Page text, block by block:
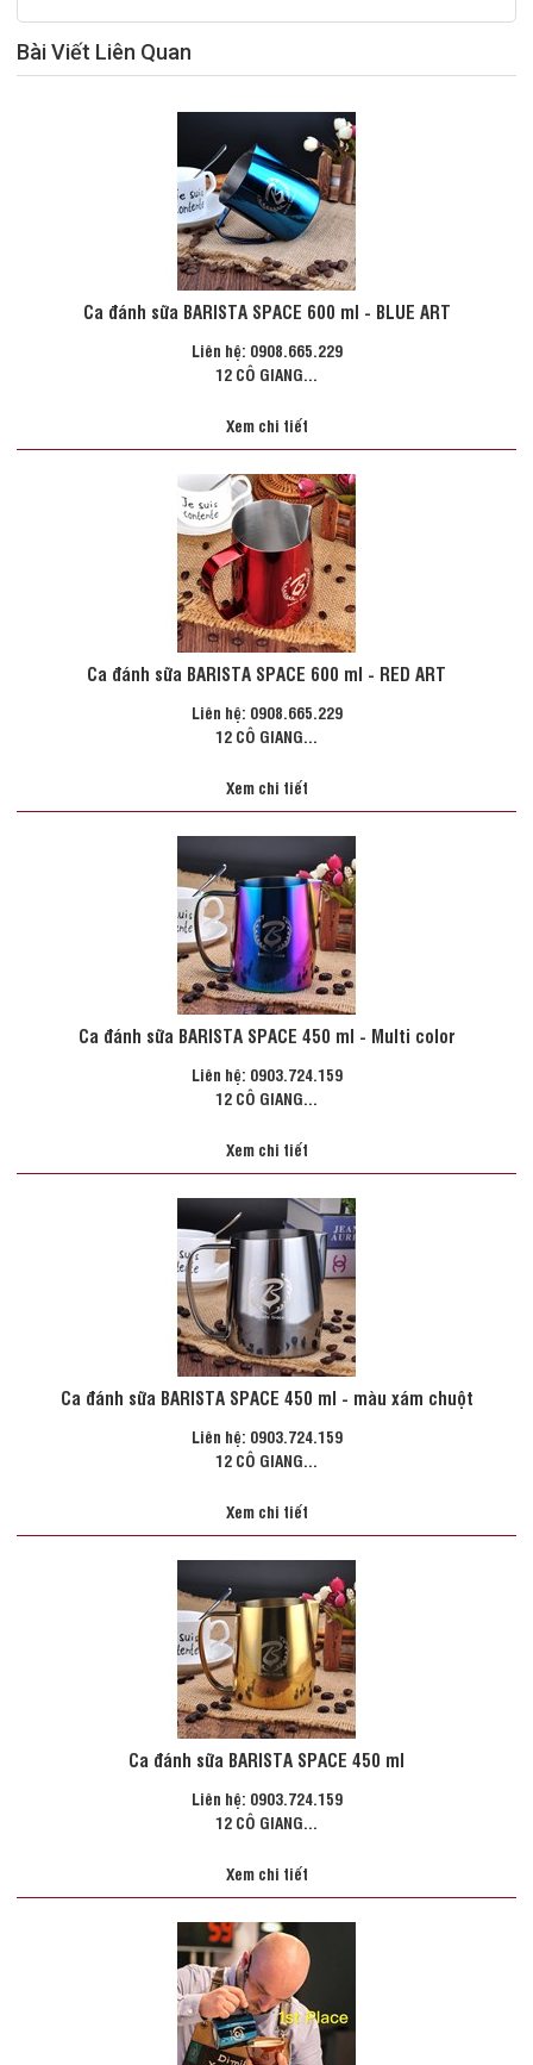
Bài Viết Liên Quan
Ca đánh sữa BARISTA SPACE 600 ml - BLUE ART
Liên hệ: 0908.665.229
12 CÔ GIANG...
Xem chi tiết
Ca đánh sữa BARISTA SPACE 600 ml - RED ART
Liên hệ: 0908.665.229
12 CÔ GIANG...
Xem chi tiết
Ca đánh sữa BARISTA SPACE 450 ml - Multi color
Liên hệ: 0903.724.159
12 CÔ GIANG...
Xem chi tiết
Ca đánh sữa BARISTA SPACE 450 ml - màu xám chuột
Liên hệ: 0903.724.159
12 CÔ GIANG...
Xem chi tiết
Ca đánh sữa BARISTA SPACE 450 ml
Liên hệ: 0903.724.159
12 CÔ GIANG...
Xem chi tiết